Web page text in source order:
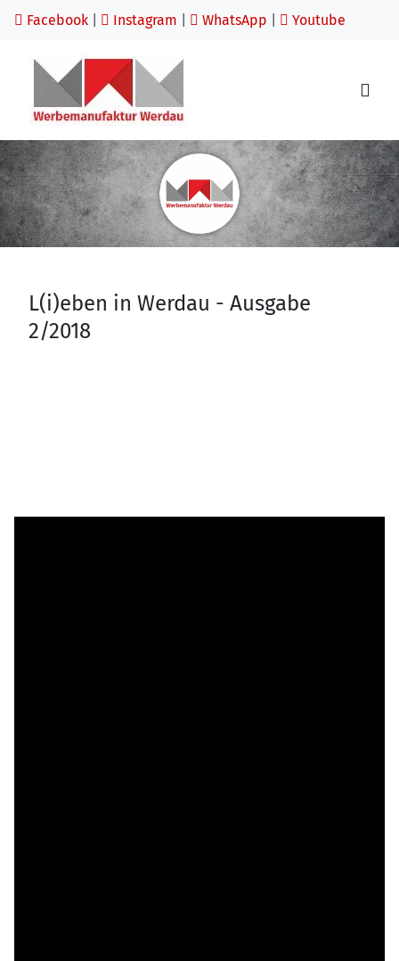
Facebook Instagram WhatsApp Youtube
L(i)eben in Werdau - Ausgabe
2/2018